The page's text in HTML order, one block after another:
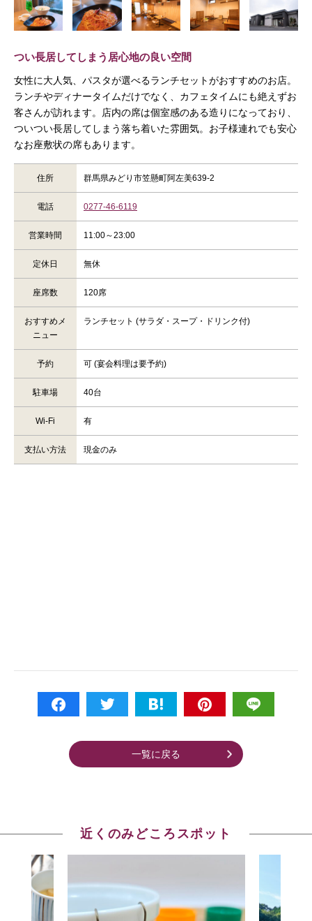
つい長居してしまう居心地の良い空間
女性に大人気、パスタが選べるランチセットがおすすめのお店。
ランチやディナータイムだけでなく、カフェタイムにも絶えずお
客さんが訪れます。店内の席は個室感のある造りになっており、
ついつい長居してしまう落ち着いた雰囲気。お子様連れでも安心
なお座敷状の席もあります。
住所 群馬県みどり市笠懸町阿左美639-2
電話 0277-46-6119
営業時間 11:00～23:00
定休日 無休
座席数 120席
おすすめメ
ニュー
ランチセット (サラダ・スープ・ドリンク付)
予約 可 (宴会料理は要予約)
駐車場 40台
Wi-Fi 有
支払い方法 現金のみ
一覧に戻る
近くのみどころスポット